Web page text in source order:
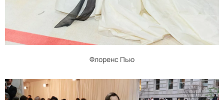
Флоренс Пью